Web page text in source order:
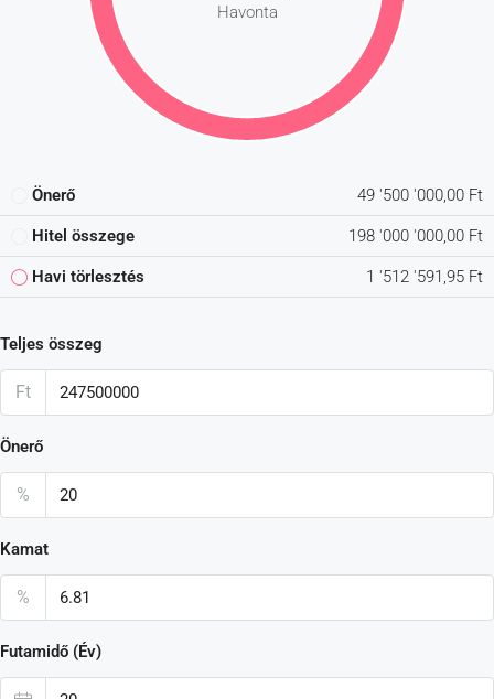
Havonta
Önerő 49 '500 '000,00 Ft
Hitel összege 198 '000 '000,00 Ft
Havi törlesztés 1 '512 '591,95 Ft
Teljes összeg
Ft
Önerő
%
Kamat
%
Futamidő (Év)